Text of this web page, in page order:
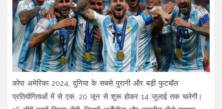
कोपा अमेरिका 2024, दुनिया के सबसे पुरानी और बड़ी फुटबॉल
प्रतियोगिताओं में से एक, 20 जून से शुरू होकर 14 जुलाई तक चलेगी।